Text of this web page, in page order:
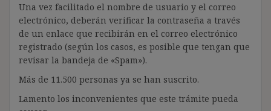
Una vez facilitado el nombre de usuario y el correo
electrónico, deberán verificar la contraseña a través
de un enlace que recibirán en el correo electrónico
registrado (según los casos, es posible que tengan que
revisar la bandeja de «Spam»).
Más de 11.500 personas ya se han suscrito.
Lamento los inconvenientes que este trámite pueda